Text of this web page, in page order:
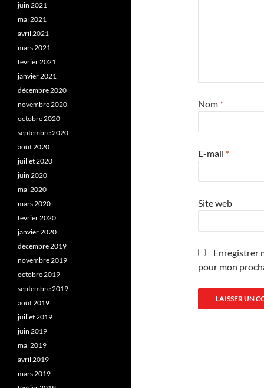
Nom *
E-mail *
Site web
Enregistrer
pour mon
juin 2021
mai 2021
avril 2021
mars 2021
février 2021
janvier 2021
décembre 2020
novembre 2020
octobre 2020
septembre 2020
août 2020
juillet 2020
juin 2020
mai 2020
mars 2020
février 2020
janvier 2020
décembre 2019
novembre 2019
octobre 2019
septembre 2019
août 2019
juillet 2019
juin 2019
mai 2019
avril 2019
mars 2019